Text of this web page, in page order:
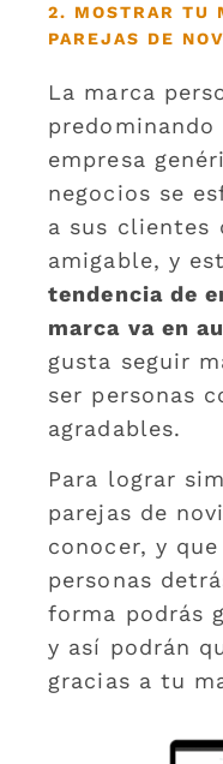
2. MOSTRAR TU
PAREJAS DE
La marca
empresa
negocios se
a sus clientes
amigable, y
tendencia de
marca va en
gusta seguir
ser personas
agradables.
Para lograr
parejas de
conocer, y
personas
forma podrás
y así podrán
gracias a tu